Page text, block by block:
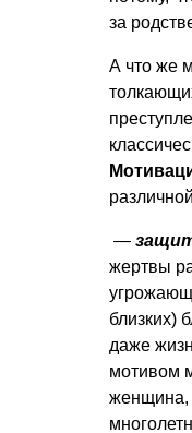
за
А что же
—
жертвы
близких)
даже
мотивом
женщина,